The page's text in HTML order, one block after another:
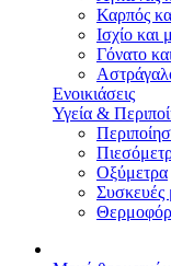
Καρπός
Ισχίο και
Γόνατο
Ενοικιάσεις
Υγεία &
Οξύμετρα
Συσκευές